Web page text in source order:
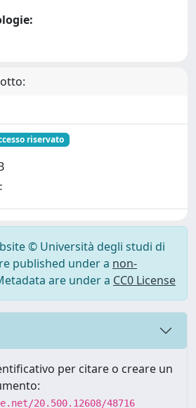
riservato
© Università degli studi di
published under a non-
are under a CC0 License
per citare o creare un
20.500.12608/48716